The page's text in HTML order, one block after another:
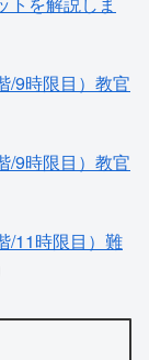
/9時限目）教官
/9時限目）教官
/11時限目）難